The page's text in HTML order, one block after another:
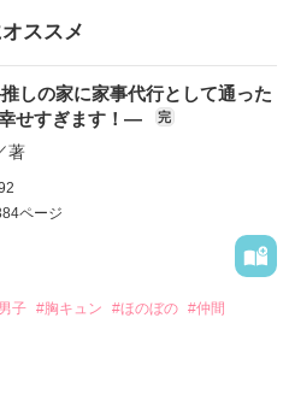
ススメ
しの家に家事代行として通った
せすぎます！―
完
著
ページ
子 #胸キュン #ほのぼの #仲間